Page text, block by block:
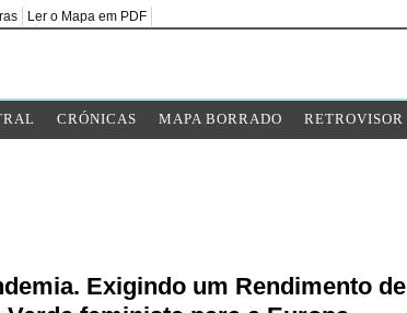
Ler o Mapa em PDF
CRÓNICAS MAPA BORRADO RETROVISOR
Exigindo um Rendimento de